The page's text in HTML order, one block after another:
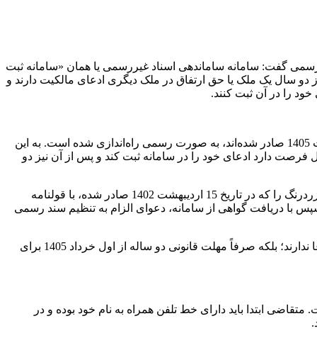
گفت: سامانه ساماندهی اسناد غیررسمی یا همان «سامانه ثبت
از دو سال یک ملک یا حق ارتفاق در ملک دیگری ادعای مالکیت دارند و
را در آن ثبت کنند.
وی افزود: در حال حاضر این سامانه به دستور رئیس قوه قضاییه برای اسناد مالکیت حدنگاری که از تاریخ اول فروردین 1396 تا 31 اردیبهشت 1405 صادر شده‌اند، به صورت رسمی راه‌اندازی شده است. به این
که سند آن در این بازه زمانی صادر شده ادعایی داشته باشد، از اول خرداد 1405 به مدت دو سال فرصت دارد ادعای خود را در سامانه ثبت کند و پس از آن نیز دو
سخنگوی سازمان ثبت اسناد و املاک کشور در تشریح فرآیند اقدام قانونی گفت: به طور مثال اگر شخصی ملکی دارای سند مالکیت حدنگار زردرنگ را که در تاریخ 15 اردیبهشت 1402 صادر شده، با قولنامه
با دریافت گواهی از سامانه، دعوای الزام به تنظیم سند رسمی
قویدل تأکید کرد: راه‌اندازی رسمی سامانه نسبت به اسناد حدنگاری صادره پس از سال 1396 به این معنا نیست که سایر افراد امکان ثبت ادعا ندارند؛ بلکه صرفاً مهلت قانونی دو ساله از اول خرداد 1405 برای
ابتدا باید دارای خط تلفن همراه به نام خود بوده و در